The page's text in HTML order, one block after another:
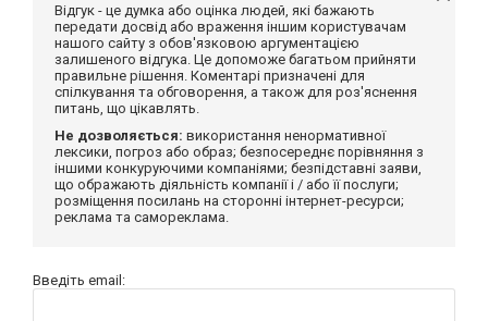
Відгук - це думка або оцінка людей, які бажають
передати досвід або враження іншим користувачам
нашого сайту з обов'язковою аргументацією
залишеного відгука. Це допоможе багатьом прийняти
правильне рішення. Коментарі призначені для
спілкування та обговорення, а також для роз'яснення
питань, що цікавлять.
Не дозволяється: використання ненормативної
лексики, погроз або образ; безпосереднє порівняння з
іншими конкуруючими компаніями; безпідставні заяви,
що ображають діяльність компанії і / або її послуги;
розміщення посилань на сторонні інтернет-ресурси;
реклама та самореклама.
Введіть email: